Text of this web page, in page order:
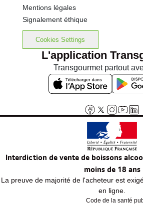
Mentions légales
Signalement éthique
Cookies Settings
L'application
Transgourmet partout
Interdiction de vente de boissons
moins de 18 ans
La preuve de majorité de l'acheteur est
en ligne.
Code de la santé